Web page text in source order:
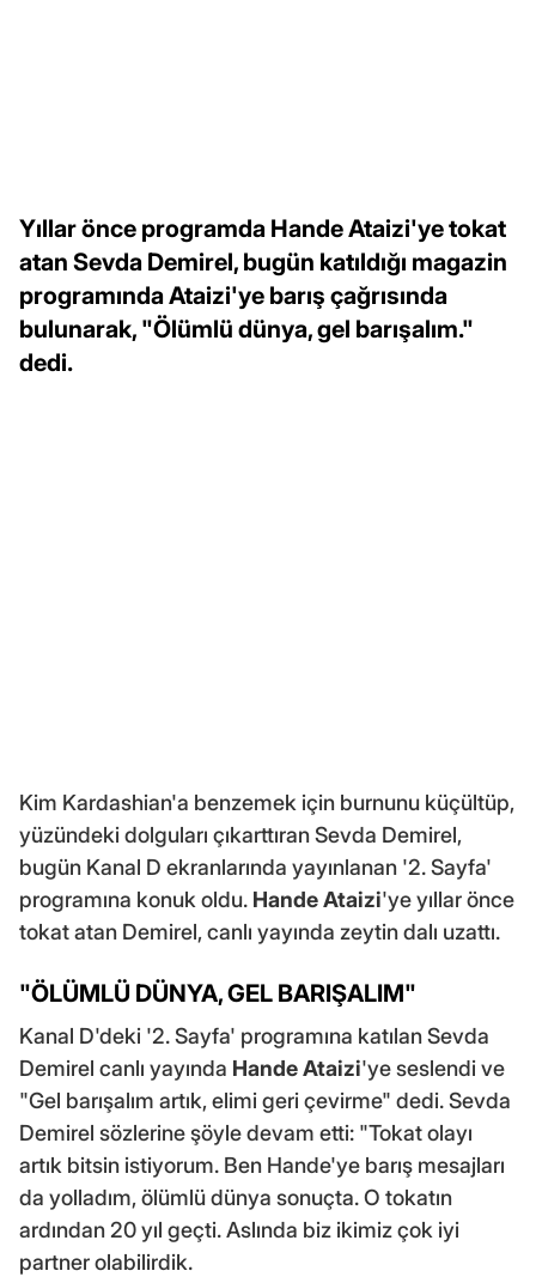
Yıllar önce programda Hande Ataizi'ye tokat
atan Sevda Demirel, bugün katıldığı magazin
programında Ataizi'ye barış çağrısında
bulunarak, "Ölümlü dünya, gel barışalım."
dedi.
Kim Kardashian'a benzemek için burnunu küçültüp,
yüzündeki dolguları çıkarttıran Sevda Demirel,
bugün Kanal D ekranlarında yayınlanan '2. Sayfa'
programına konuk oldu. Hande Ataizi'ye yıllar önce
tokat atan Demirel, canlı yayında zeytin dalı uzattı.
"ÖLÜMLÜ DÜNYA, GEL BARIŞALIM"
Kanal D'deki '2. Sayfa' programına katılan Sevda
Demirel canlı yayında Hande Ataizi'ye seslendi ve
"Gel barışalım artık, elimi geri çevirme" dedi. Sevda
Demirel sözlerine şöyle devam etti: "Tokat olayı
artık bitsin istiyorum. Ben Hande'ye barış mesajları
da yolladım, ölümlü dünya sonuçta. O tokatın
ardından 20 yıl geçti. Aslında biz ikimiz çok iyi
partner olabilirdik.